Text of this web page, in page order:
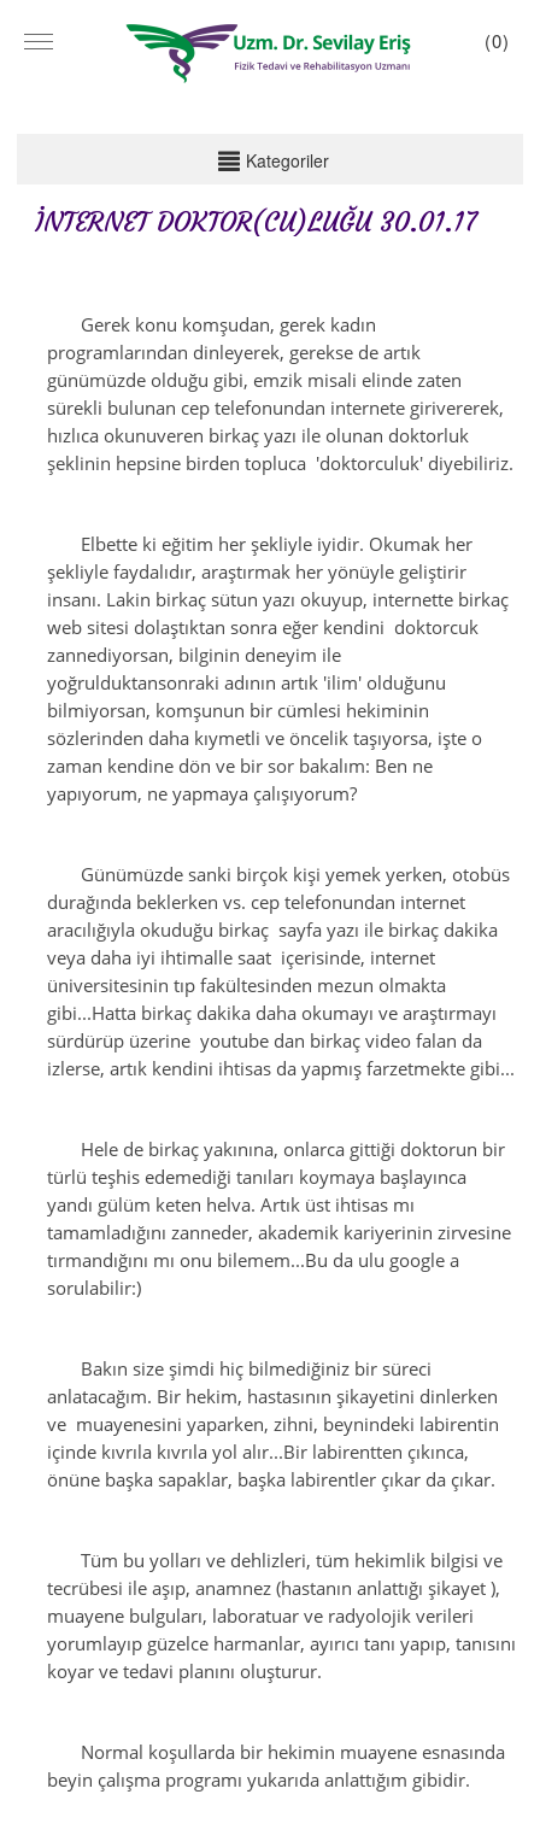
(0)
BEDENİN EFENDİSİ: BİLİNÇALTI 08.02.2017
YAŞAMLARA DOKUNMAK-16.01.2017
Kategoriler
İNTERNET DOKTOR(CU)LUĞU 30.01.17
Gerek konu komşudan, gerek kadın
programlarından dinleyerek, gerekse de artık
günümüzde olduğu gibi, emzik misali elinde zaten
sürekli bulunan cep telefonundan internete girivererek,
hızlıca okunuveren birkaç yazı ile olunan doktorluk
şeklinin hepsine birden topluca 'doktorculuk' diyebiliriz.
Elbette ki eğitim her şekliyle iyidir. Okumak her
şekliyle faydalıdır, araştırmak her yönüyle geliştirir
insanı. Lakin birkaç sütun yazı okuyup, internette birkaç
web sitesi dolaştıktan sonra eğer kendini doktorcuk
zannediyorsan, bilginin deneyim ile
yoğrulduktansonraki adının artık 'ilim' olduğunu
bilmiyorsan, komşunun bir cümlesi hekiminin
sözlerinden daha kıymetli ve öncelik taşıyorsa, işte o
zaman kendine dön ve bir sor bakalım: Ben ne
yapıyorum, ne yapmaya çalışıyorum?
Günümüzde sanki birçok kişi yemek yerken, otobüs
durağında beklerken vs. cep telefonundan internet
aracılığıyla okuduğu birkaç sayfa yazı ile birkaç dakika
veya daha iyi ihtimalle saat içerisinde, internet
üniversitesinin tıp fakültesinden mezun olmakta
gibi...Hatta birkaç dakika daha okumayı ve araştırmayı
sürdürüp üzerine youtube dan birkaç video falan da
izlerse, artık kendini ihtisas da yapmış farzetmekte gibi...
Hele de birkaç yakınına, onlarca gittiği doktorun bir
türlü teşhis edemediği tanıları koymaya başlayınca
yandı gülüm keten helva. Artık üst ihtisas mı
tamamladığını zanneder, akademik kariyerinin zirvesine
tırmandığını mı onu bilemem...Bu da ulu google a
sorulabilir:)
Bakın size şimdi hiç bilmediğiniz bir süreci
anlatacağım. Bir hekim, hastasının şikayetini dinlerken
ve muayenesini yaparken, zihni, beynindeki labirentin
içinde kıvrıla kıvrıla yol alır...Bir labirentten çıkınca,
önüne başka sapaklar, başka labirentler çıkar da çıkar.
Tüm bu yolları ve dehlizleri, tüm hekimlik bilgisi ve
tecrübesi ile aşıp, anamnez (hastanın anlattığı şikayet ),
muayene bulguları, laboratuar ve radyolojik verileri
yorumlayıp güzelce harmanlar, ayırıcı tanı yapıp, tanısını
koyar ve tedavi planını oluşturur.
Normal koşullarda bir hekimin muayene esnasında
beyin çalışma programı yukarıda anlattığım gibidir.